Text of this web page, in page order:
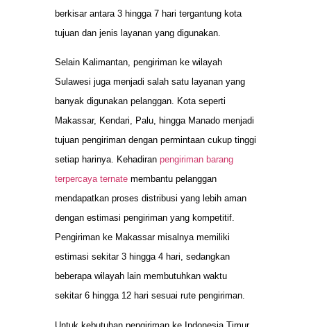
berkisar antara 3 hingga 7 hari tergantung kota
tujuan dan jenis layanan yang digunakan.
Selain Kalimantan, pengiriman ke wilayah
Sulawesi juga menjadi salah satu layanan yang
banyak digunakan pelanggan. Kota seperti
Makassar, Kendari, Palu, hingga Manado menjadi
tujuan pengiriman dengan permintaan cukup tinggi
setiap harinya. Kehadiran pengiriman barang
terpercaya ternate membantu pelanggan
mendapatkan proses distribusi yang lebih aman
dengan estimasi pengiriman yang kompetitif.
Pengiriman ke Makassar misalnya memiliki
estimasi sekitar 3 hingga 4 hari, sedangkan
beberapa wilayah lain membutuhkan waktu
sekitar 6 hingga 12 hari sesuai rute pengiriman.